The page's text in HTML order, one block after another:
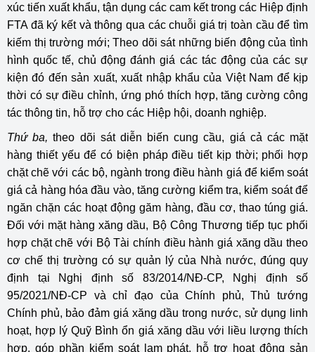
xúc tiến xuất khẩu, tận dụng các cam kết trong các Hiệp định
FTA đã ký kết và thông qua các chuỗi giá trị toàn cầu để tìm
kiếm thị trường mới; Theo dõi sát những biến động của tình
hình quốc tế, chủ động đánh giá các tác động của các sự
kiện đó đến sản xuất, xuất nhập khẩu của Việt Nam để kịp
thời có sự điều chỉnh, ứng phó thích hợp, tăng cường công
tác thông tin, hỗ trợ cho các Hiệp hội, doanh nghiệp.
Thứ ba, theo dõi sát diễn biến cung cầu, giá cả các mặt
hàng thiết yếu để có biện pháp điều tiết kịp thời; phối hợp
chặt chẽ với các bộ, ngành trong điều hành giá để kiểm soát
giá cả hàng hóa đầu vào, tăng cường kiểm tra, kiểm soát để
ngăn chặn các hoạt động găm hàng, đầu cơ, thao túng giá.
Đối với mặt hàng xăng dầu, Bộ Công Thương tiếp tục phối
hợp chặt chẽ với Bộ Tài chính điều hành giá xăng dầu theo
cơ chế thị trường có sự quản lý của Nhà nước, đúng quy
định tại Nghị định số 83/2014/NĐ-CP, Nghị định số
95/2021/NĐ-CP và chỉ đạo của Chính phủ, Thủ tướng
Chính phủ, bảo đảm giá xăng dầu trong nước, sử dụng linh
hoạt, hợp lý Quỹ Bình ổn giá xăng dầu với liều lượng thích
hợp, góp phần kiểm soát lạm phát, hỗ trợ hoạt động sản